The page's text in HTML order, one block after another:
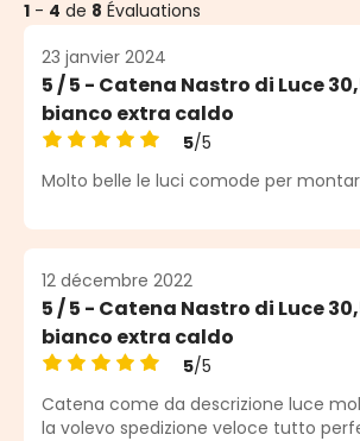
1 - 4 de 8 Évaluations
23 janvier 2024
5 / 5 - Catena Nastro di Luce
bianco extra caldo
Note moyenne de 5 sur 5 étoiles
5/5
Molto belle le luci comode per
12 décembre 2022
5 / 5 - Catena Nastro di Luce
bianco extra caldo
Note moyenne de 5 sur 5 étoiles
5/5
Catena come da descrizione luce
la volevo spedizione veloce tutto